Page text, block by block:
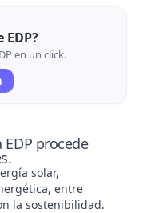
EDP?
en un click.
procede
solar,
entre
la sostenibilidad.